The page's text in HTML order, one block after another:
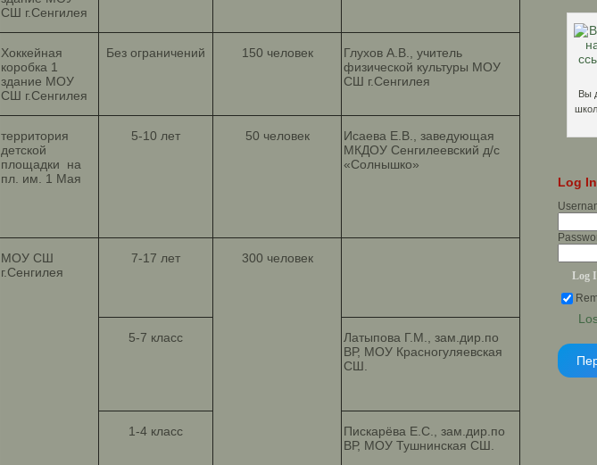
СШ г.Сенгилея
Хоккейная
коробка 1
здание МОУ
СШ г.Сенгилея
Без ограничений 150 человек
Глухов А.В., учитель
физической культуры МОУ
СШ г.Сенгилея
территория
детской
площадки на
пл. им. 1 Мая
5-10 лет 50 человек
Исаева Е.В., заведующая
МКДОУ Сенгилеевский д/с
«Солнышко»
МОУ СШ
г.Сенгилея
7-17 лет 300 человек
5-7 класс
Латыпова Г.М., зам.дир.по
ВР, МОУ Красногуляевская
СШ.
1-4 класс
Пискарёва Е.С., зам.дир.по
ВР, МОУ Тушнинская СШ.
Вы
Log In